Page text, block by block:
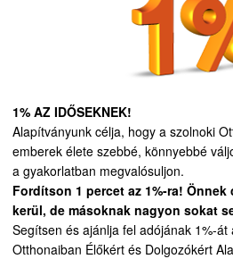
1% AZ IDŐSEKNEK!
Alapítványunk célja, hogy a szolnoki
emberek élete szebbé, könnyebbé
a gyakorlatban megvalósuljon.
Fordítson 1 percet az 1%-ra!
kerül, de másoknak nagyon sokat
Segítsen és ajánlja fel adójának 1%-át
Otthonaiban Élőkért és Dolgozókért